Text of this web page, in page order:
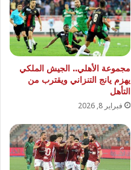
مجموعة الأهلي.. الجيش الملكي
يهزم يانج التنزاني ويقترب من
التأهل
فبراير 8, 2026